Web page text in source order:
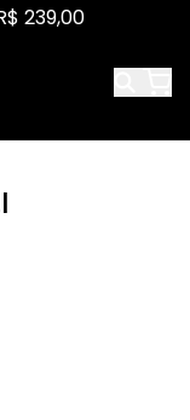
239,00